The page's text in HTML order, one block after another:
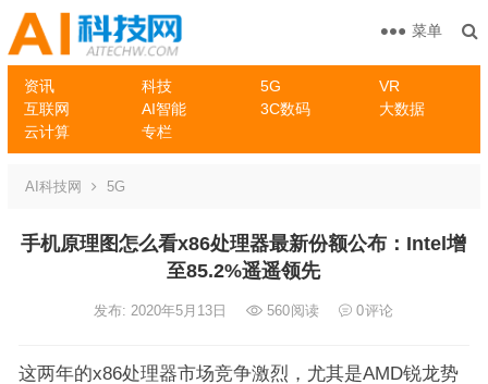
资讯 科技 5G
VR
互联网
AI智能 3C数码
大数据
云计算
专栏
菜单
AI科技网 5G
手机原理图怎么看x86处理器最新份额公布：Intel增
至85.2%遥遥领先
发布: 2020年5月13日 560阅读 0评论
这两年的x86处理器市场竞争激烈，尤其是AMD锐龙势